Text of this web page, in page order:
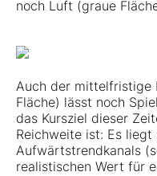
noch Luft (graue
Auch der mittelfristige
Fläche) lässt noch
das Kursziel dieser
Reichweite ist: Es
Aufwärtstrendkanals
realistischen Wert für